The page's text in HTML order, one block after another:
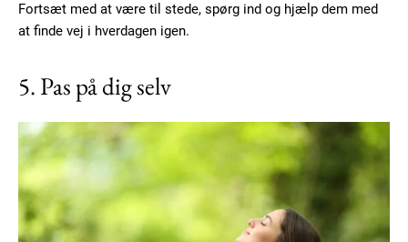
Fortsæt med at være til stede, spørg ind og hjælp dem med
at finde vej i hverdagen igen.
5. Pas på dig selv